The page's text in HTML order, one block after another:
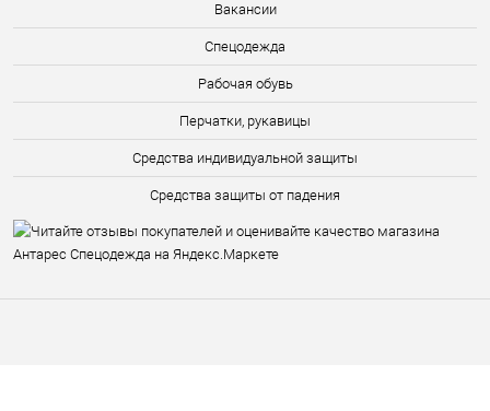
Вакансии
Спецодежда
Рабочая обувь
Перчатки, рукавицы
Средства индивидуальной защиты
Средства защиты от падения